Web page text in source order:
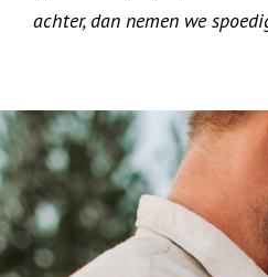
achter, dan nemen we